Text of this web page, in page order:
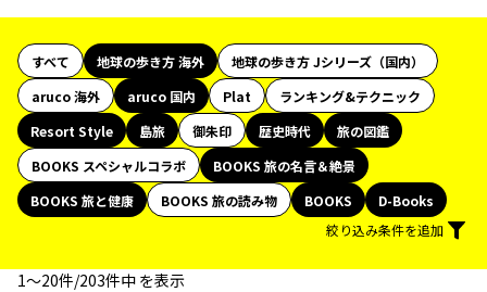
すべて 地球の歩き方 海外
地球の歩き方 Jシリーズ（国内）
aruco 海外
aruco 国内 Plat
ランキング&テクニック
Resort Style
島旅 御朱印 歴史時代
旅の図鑑
BOOKS スペシャルコラボ
BOOKS 旅の名言＆絶景
BOOKS 旅と健康
BOOKS 旅の読み物 BOOKS
D-Books
絞り込み条件を追加
1〜20件/203件中 を表示